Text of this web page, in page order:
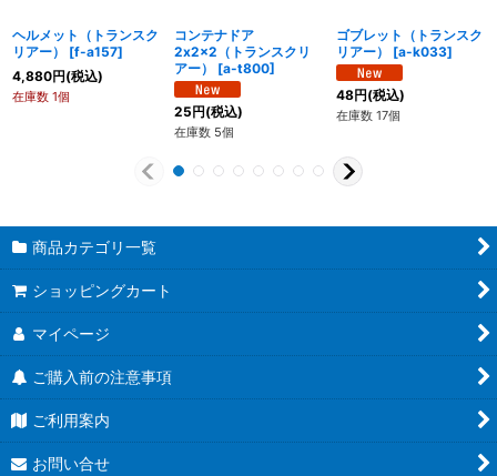
ヘルメット（トランスク
リアー）
[f-a157]
4,880円(税込)
在庫数 1個
コンテナドア
2x2x2（トランスクリ
アー）
[a-t800]
25円(税込)
在庫数 5個
ゴブレット（トランスク
リアー）
[a-k033]
48円(税込)
在庫数 17個
商品カテゴリ一覧
ショッピングカート
マイページ
ご購入前の注意事項
ご利用案内
お問い合せ